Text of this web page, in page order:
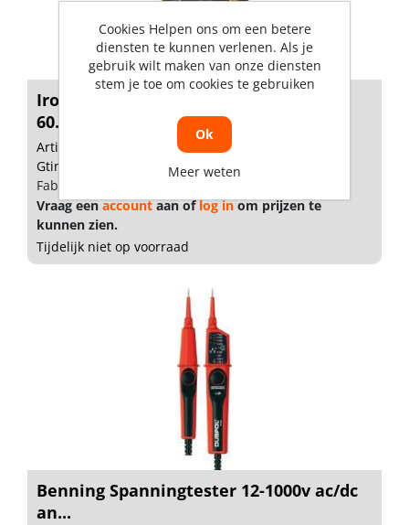
Ironside multimeter mini digit.catIII
60...
Artikelnummer: 1882584
Gtin: 3394664000825
Fabrikant artikel nummer: 400082
Vraag een account aan of log in om prijzen te
kunnen zien.
Tijdelijk niet op voorraad
Benning Spanningtester 12-1000v ac/dc
an...
Cookies Helpen ons om een betere
diensten te kunnen verlenen. Als je
gebruik wilt maken van onze diensten
stem je toe om cookies te gebruiken
Ok
Meer weten